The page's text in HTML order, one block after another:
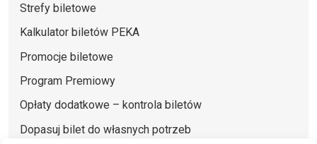
Strefy biletowe
Kalkulator biletów PEKA
Promocje biletowe
Program Premiowy
Opłaty dodatkowe – kontrola biletów
Dopasuj bilet do własnych potrzeb